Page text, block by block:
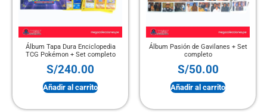
Enciclopedia
+ Set completo
Álbum Pasión de Gavilanes + Set
PANINITO –